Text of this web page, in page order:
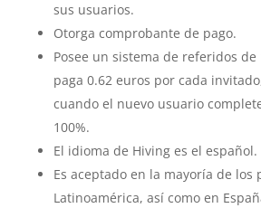
sus usuarios.
Otorga comprobante de pago.
Posee un sistema de referidos
paga 0.62 euros por cada
cuando el nuevo usuario
100%.
El idioma de Hiving es el español.
Es aceptado en la mayoría de los
Latinoamérica, así como en